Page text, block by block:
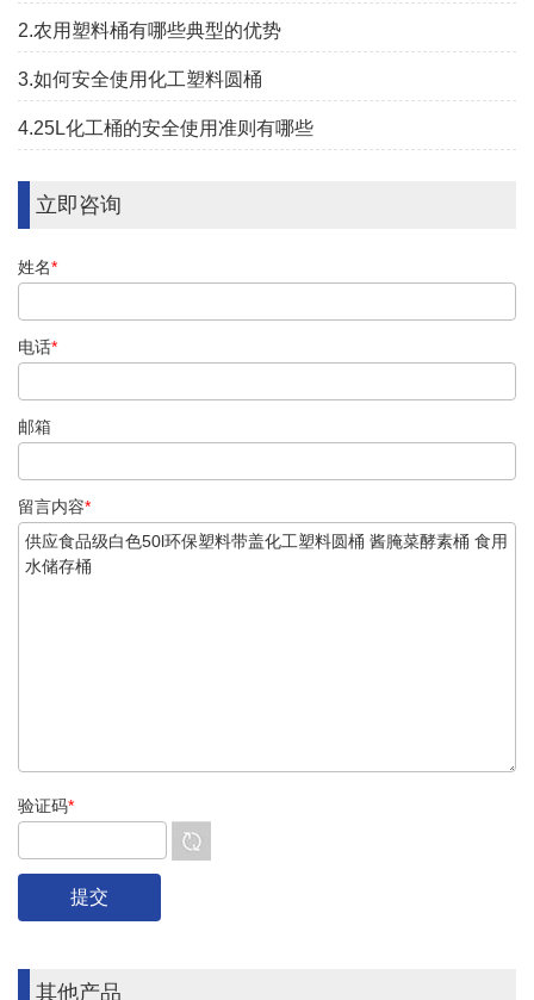
2.农用塑料桶有哪些典型的优势
3.如何安全使用化工塑料圆桶
4.25L化工桶的安全使用准则有哪些
立即咨询
姓名*
电话*
邮箱
留言内容*
验证码*
其他产品